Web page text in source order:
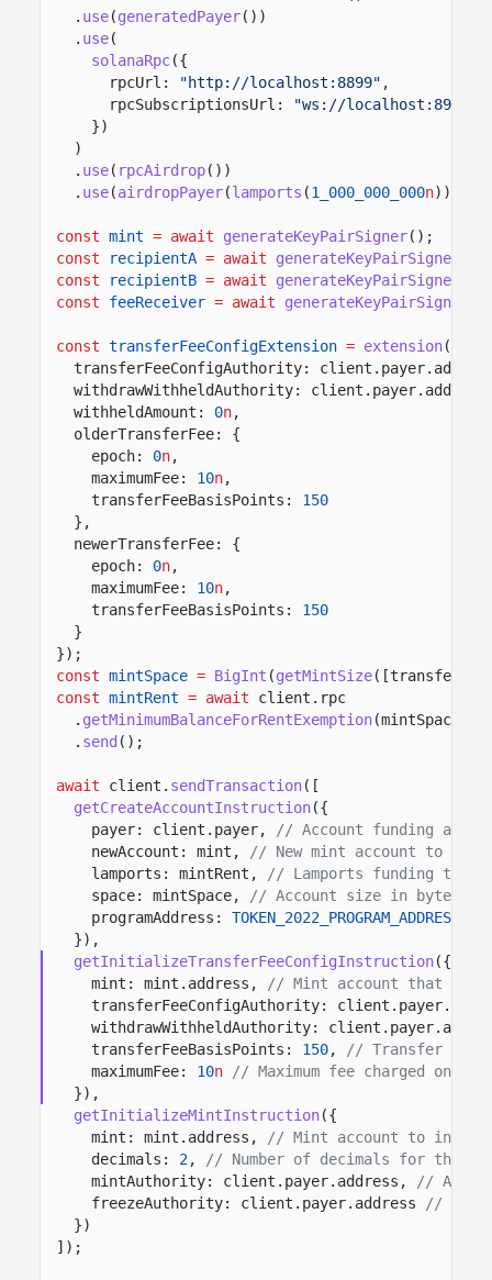
. use(generatedPayer())
. use(
solanaRpc({
rpcUrl:
"http://localhost:8899" ,
rpcSubscriptionsUrl:
"ws://localhost:8900"
})
)
. use( rpcAirdrop())
. use(airdropPayer(lamports (1_000_000_000n)));
const mint = await generateKeyPairSigner();
const
recipientA = await generateKeyPairSigner
const
recipientB = await generateKeyPairSigner
const
feeReceiver = await generateKeyPairSigner
const transferFeeConfigExtension = extension(
transferFeeConfigAuthority:
withdrawWithheldAuthority:
withheldAmount:
0n,
olderTransferFee: {
epoch:
0n,
maximumFee:
10n,
transferFeeBasisPoints:
150
},
newerTransferFee: {
epoch:
0n,
maximumFee:
10n,
transferFeeBasisPoints:
150
}
});
const mintSpace = BigInt (getMintSize
const mintRent = await
client.rpc
. getMinimumBalanceForRentExemption(mintSpace)
. send ();
await client. sendTransaction([
getCreateAccountInstruction({
payer: client.payer,
// Account funding
newAccount: mint,
// New mint account to
lamports: mintRent,
// Lamports funding the
space: mintSpace,
// Account size in bytes
programAddress:
TOKEN_2022_PROGRAM_ADDRESS
}),
getInitializeTransferFeeConfigInstruction({
mint: mint.address,
// Mint account that
transferFeeConfigAuthority:
withdrawWithheldAuthority:
transferFeeBasisPoints:
150,
// Transfer fee
maximumFee:
10n
// Maximum fee charged on
}),
getInitializeMintInstruction({
mint: mint.address,
// Mint account to
decimals:
2,
// Number of decimals for the
mintAuthority: client.payer.address,
//
freezeAuthority: client.payer.address
//
})
]);